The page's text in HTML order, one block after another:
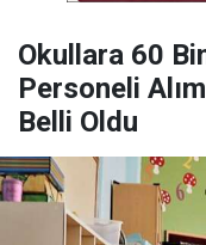
Okullara 60
Personeli
Belli Oldu